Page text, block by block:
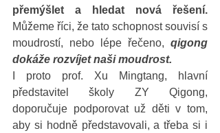
přemýšlet a hledat nová řešení.
Můžeme říci, že tato schopnost souvisí s
moudrostí, nebo lépe řečeno, qigong
dokáže rozvíjet naši moudrost.
I proto prof. Xu Mingtang, hlavní
představitel školy ZY Qigong,
doporučuje podporovat už děti v tom,
aby si hodně představovali, a třeba si i